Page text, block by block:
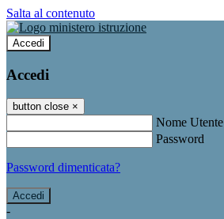
Salta al contenuto
Accedi
Accedi
button close ×
Nome Utente
Password
Password dimenticata?
-